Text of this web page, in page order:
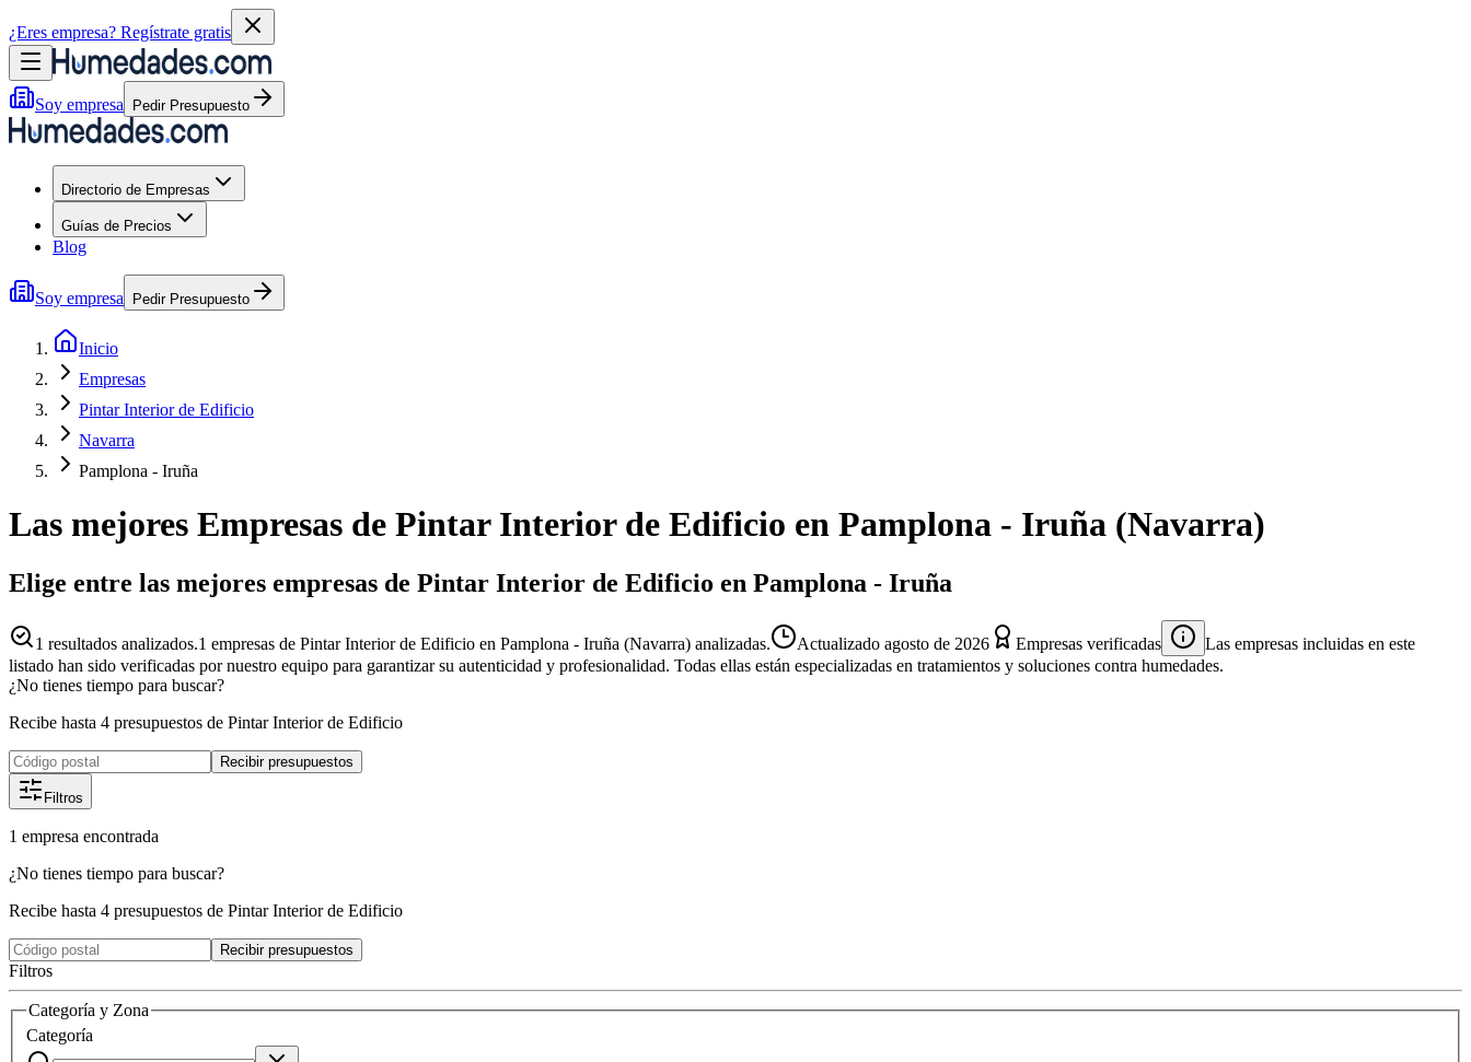
¿Eres empresa? Regístrate gratis
Soy empresa Pedir Presupuesto
Directorio de Empresas
Guías de Precios
Blog
Soy empresa Pedir Presupuesto
Inicio
Empresas
Pintar Interior de Edificio
Navarra
Pamplona - Iruña
Las mejores Empresas de Pintar Interior de Edificio en Pamplona - Iruña (Navarra)
Elige entre las mejores empresas de Pintar Interior de Edificio en Pamplona - Iruña
1 resultados analizados.1 empresas de Pintar Interior de Edificio en Pamplona - Iruña (Navarra) analizadas. Actualizado agosto de 2026 Empresas verificadas
Las empresas incluidas en este
listado han sido verificadas por nuestro equipo para garantizar su autenticidad y profesionalidad. Todas ellas están especializadas en tratamientos y soluciones contra humedades.
¿No tienes tiempo para buscar?
Recibe hasta 4 presupuestos de Pintar Interior de Edificio
Recibir presupuestos
Filtros
1 empresa encontrada
¿No tienes tiempo para buscar?
Recibe hasta 4 presupuestos de Pintar Interior de Edificio
Recibir presupuestos
Filtros
Categoría y Zona
Categoría